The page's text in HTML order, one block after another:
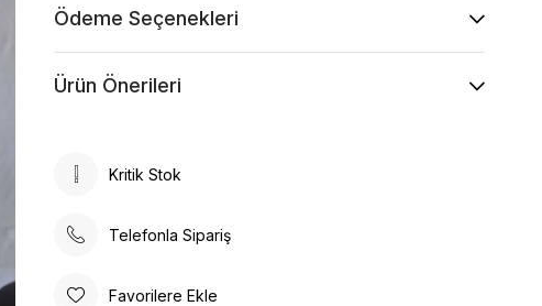
Ödeme Seçenekleri
Ürün Önerileri
Kritik Stok
Telefonla Sipariş
Favorilere Ekle